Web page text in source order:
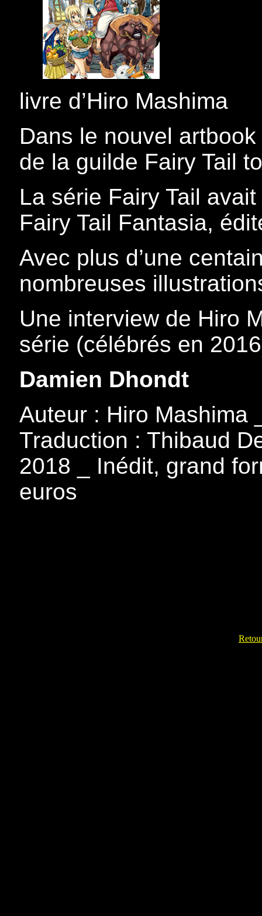
livre d’Hiro Mashima
Dans le nouvel
de la guilde Fairy Tail
La série Fairy Tail
Fairy Tail Fantasia,
Avec plus d’une
nombreuses
Une interview de Hiro
série (célébrés en
Damien Dhondt
Auteur : Hiro Mashima
Traduction : Thibaud
2018 _ Inédit, grand
euros